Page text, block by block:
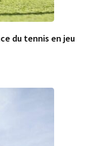
du tennis en jeu